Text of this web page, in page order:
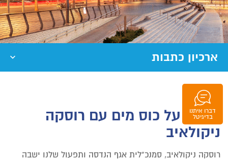
ארכיון כתבות
שיחה על כוס מים עם רוסקה
ניקולאיב
רוסקה ניקולאיב, סמנכ"לית אגף הנדסה ותפעול שלנו ישבה
דברו איתנו
בדיגיטלוואטסאפ